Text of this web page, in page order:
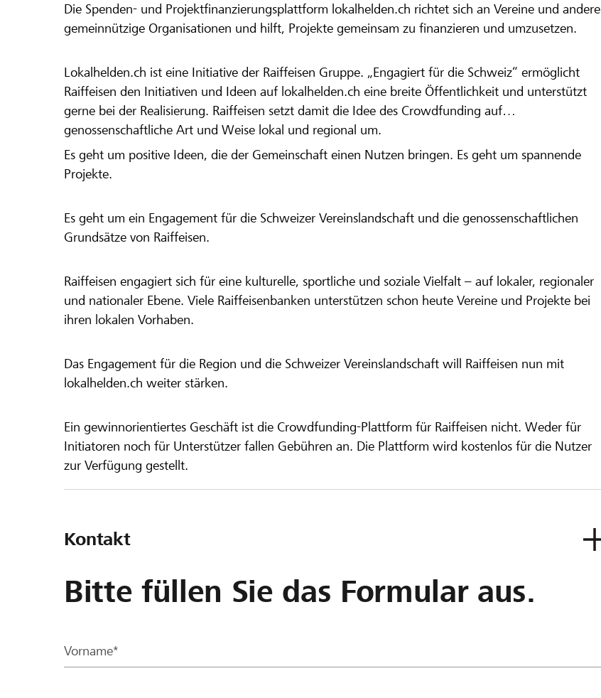
Die Spenden- und Projektfinanzierungsplattform lokalhelden.ch richtet sich an Vereine und andere
gemeinnützige Organisationen und hilft, Projekte gemeinsam zu finanzieren und umzusetzen.
Lokalhelden.ch ist eine Initiative der Raiffeisen Gruppe. „Engagiert für die Schweiz“ ermöglicht
Raiffeisen den Initiativen und Ideen auf lokalhelden.ch eine breite Öffentlichkeit und unterstützt
gerne bei der Realisierung. Raiffeisen setzt damit die Idee des Crowdfunding auf
genossenschaftliche Art und Weise lokal und regional um.
Es geht um positive Ideen, die der Gemeinschaft einen Nutzen bringen. Es geht um spannende
Projekte.
Es geht um ein Engagement für die Schweizer Vereinslandschaft und die genossenschaftlichen
Grundsätze von Raiffeisen.
Raiffeisen engagiert sich für eine kulturelle, sportliche und soziale Vielfalt – auf lokaler, regionaler
und nationaler Ebene. Viele Raiffeisenbanken unterstützen schon heute Vereine und Projekte bei
ihren lokalen Vorhaben.
Das Engagement für die Region und die Schweizer Vereinslandschaft will Raiffeisen nun mit
lokalhelden.ch weiter stärken.
Ein gewinnorientiertes Geschäft ist die Crowdfunding-Plattform für Raiffeisen nicht. Weder für
Initiatoren noch für Unterstützer fallen Gebühren an. Die Plattform wird kostenlos für die Nutzer
zur Verfügung gestellt.
Kontakt
Bitte füllen Sie das Formular aus.
Vorname*